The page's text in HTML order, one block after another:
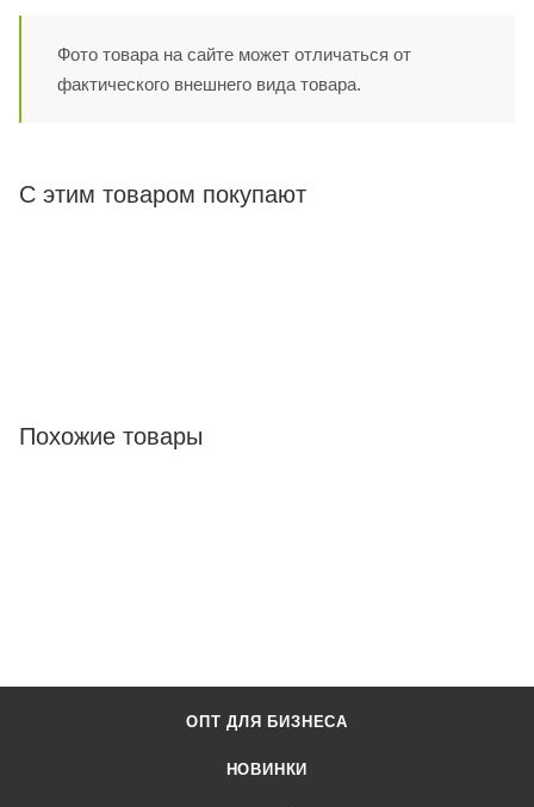
Фото товара на сайте может отличаться от
фактического внешнего вида товара.
С этим товаром покупают
Похожие товары
ОПТ ДЛЯ БИЗНЕСА
НОВИНКИ